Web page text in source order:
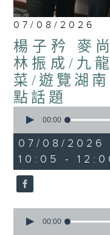
07/08/2026
楊子矜 麥
林振成/九
菜/遊覽湖
點話題
seconds
1
hour,
50
minutes,
0
seconds
00:00
07/08/
10:05 -
seconds
00:00